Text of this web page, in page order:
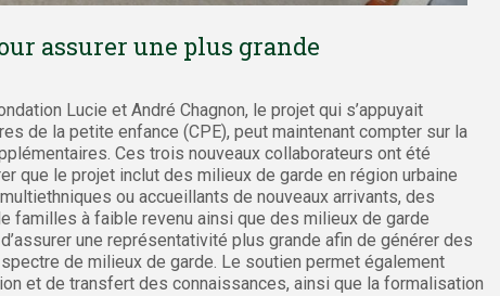
assurer une plus grande
Lucie et André Chagnon, le projet qui s’appuyait
de la petite enfance (CPE), peut maintenant compter sur la
Ces trois nouveaux collaborateurs ont été
que le projet inclut des milieux de garde en région urbaine
ou accueillants de nouveaux arrivants, des
familles à faible revenu ainsi que des milieux de garde
une représentativité plus grande afin de générer des
de milieux de garde. Le soutien permet également
et de transfert des connaissances, ainsi que la formalisation